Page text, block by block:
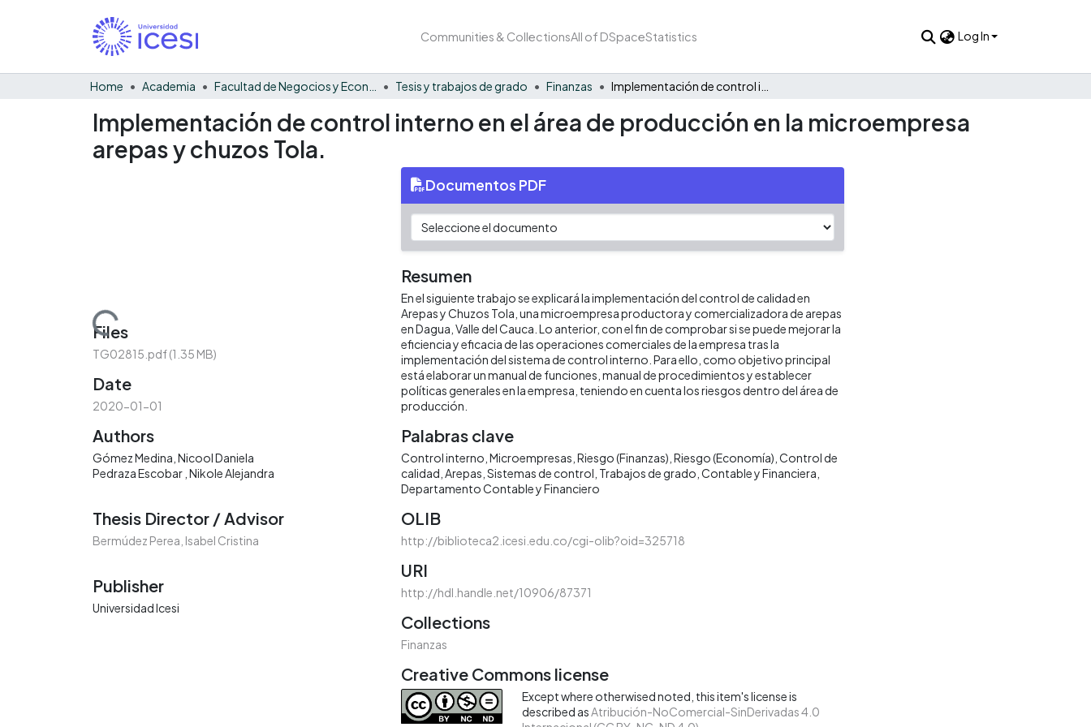
Communities & CollectionsAll of DSpaceStatistics Log In
Home Academia Tesis y trabajos de grado Finanzas
Implementación de control interno en el área de producción en la microempresa
arepas y chuzos Tola.
Loading...
Files
TG02815.pdf(1.35 MB)
Date
2020-01-01
Authors
Gómez Medina, Nicool Daniela
Pedraza Escobar , Nikole Alejandra
Thesis Director / Advisor
Bermúdez Perea, Isabel Cristina
Publisher
Universidad Icesi
Documentos PDF
Resumen
En el siguiente trabajo se explicará la implementación del control de calidad en
Arepas y Chuzos Tola, una microempresa productora y comercializadora de arepas
en Dagua, Valle del Cauca. Lo anterior, con el fin de comprobar si se puede mejorar la
eficiencia y eficacia de las operaciones comerciales de la empresa tras la
implementación del sistema de control interno. Para ello, como objetivo principal
está elaborar un manual de funciones, manual de procedimientos y establecer
políticas generales en la empresa, teniendo en cuenta los riesgos dentro del área de
producción.
Palabras clave
Control interno Microempresas Riesgo (Finanzas) Riesgo (Economía) Control de
calidad Arepas Sistemas de control Trabajos de grado Contable y Financiera
Departamento Contable y Financiero
OLIB
http://biblioteca2.icesi.edu.co/cgi-olib?oid=325718
URI
http://hdl.handle.net/10906/87371
Collections
Finanzas
Creative Commons license
Except where otherwised noted, this item's license is
described as Atribución-NoComercial-SinDerivadas 4.0